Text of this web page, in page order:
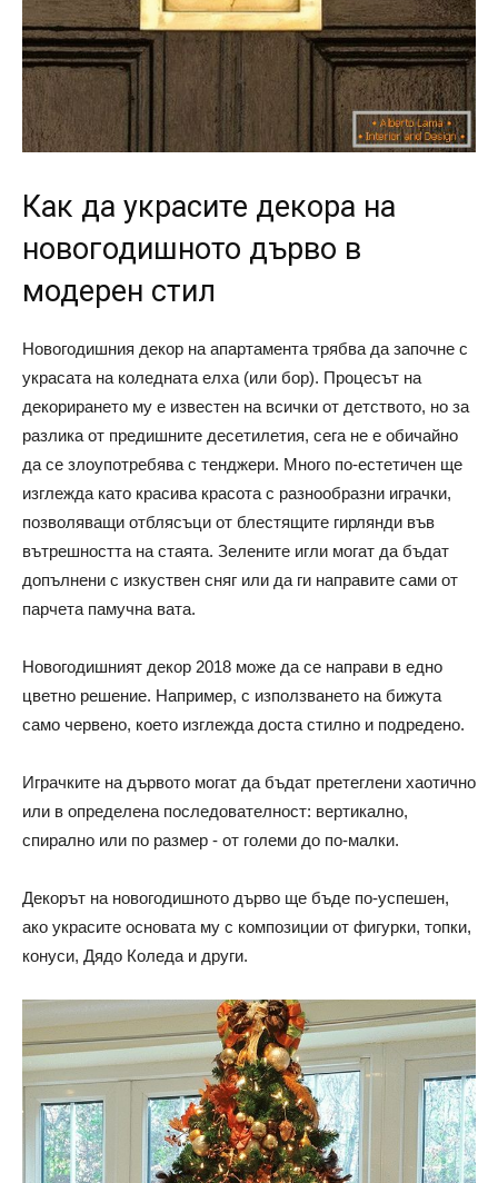
Как да украсите декора на
новогодишното дърво в
модерен стил
Новогодишния декор на апартамента трябва да започне с
украсата на коледната елха (или бор). Процесът на
декорирането му е известен на всички от детството, но за
разлика от предишните десетилетия, сега не е обичайно
да се злоупотребява с тенджери. Много по-естетичен ще
изглежда като красива красота с разнообразни играчки,
позволяващи отблясъци от блестящите гирлянди във
вътрешността на стаята. Зелените игли могат да бъдат
допълнени с изкуствен сняг или да ги направите сами от
парчета памучна вата.
Новогодишният декор 2018 може да се направи в едно
цветно решение. Например, с използването на бижута
само червено, което изглежда доста стилно и подредено.
Играчките на дървото могат да бъдат претеглени хаотично
или в определена последователност: вертикално,
спирално или по размер - от големи до по-малки.
Декорът на новогодишното дърво ще бъде по-успешен,
ако украсите основата му с композиции от фигурки, топки,
конуси, Дядо Коледа и други.